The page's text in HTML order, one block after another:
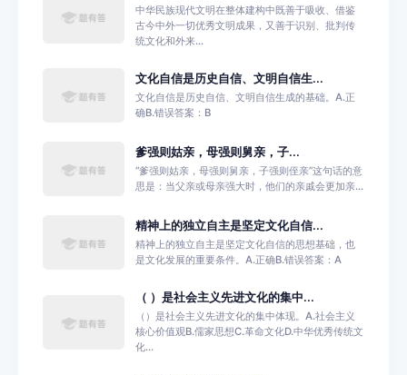
中华民族现代文明在整体建构中既善于吸收、借鉴
古今中外一切优秀文明成果，又善于识别、批判传
统文化和外来...
文化自信是历史自信、文明自信生...
文化自信是历史自信、文明自信生成的基础。A.正
确B.错误答案：B
爹强则姑亲，‌母强则舅亲，‌子...
‌“‌爹强则姑亲，‌母强则舅亲，‌子强则侄亲”这句话的意
思是：当父亲或母亲强大时，他们的亲戚会更加亲...
精神上的独立自主是坚定文化自信...
精神上的独立自主是坚定文化自信的思想基础，也
是文化发展的重要条件。A.正确B.错误答案：A
（ ）是社会主义先进文化的集中...
（）是社会主义先进文化的集中体现。A.社会主义
核心价值观B.儒家思想C.革命文化D.中华优秀传统文
化...